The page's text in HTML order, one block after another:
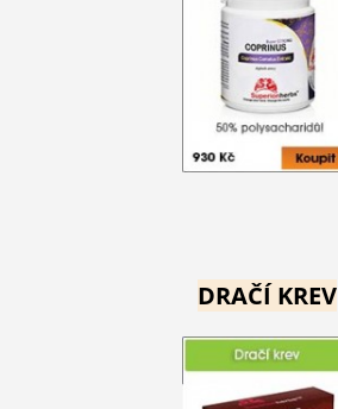
DRAČÍ KREV